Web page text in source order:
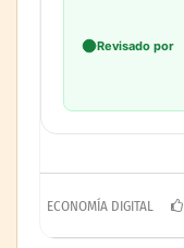
Revisado por
ECONOMÍA DIGITAL